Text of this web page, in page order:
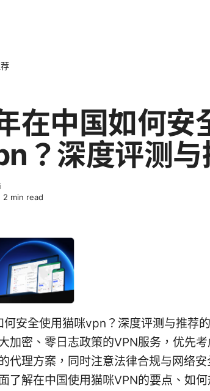
在中国如何安
？深度评测与
2 min read
安全使用猫咪vpn？深度评测与推荐
加密、零日志政策的VPN服务，优先
代理方案，同时注意法律合规与网络
了解在中国使用猫咪VPN的要点、如